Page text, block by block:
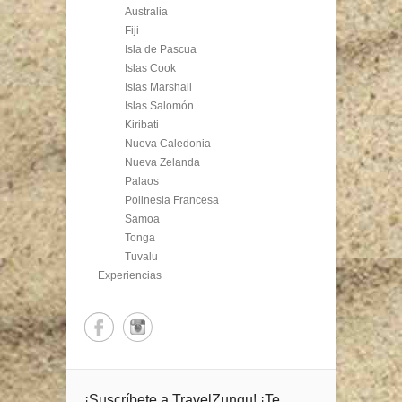
Australia
Fiji
Isla de Pascua
Islas Cook
Islas Marshall
Islas Salomón
Kiribati
Nueva Caledonia
Nueva Zelanda
Palaos
Polinesia Francesa
Samoa
Tonga
Tuvalu
Experiencias